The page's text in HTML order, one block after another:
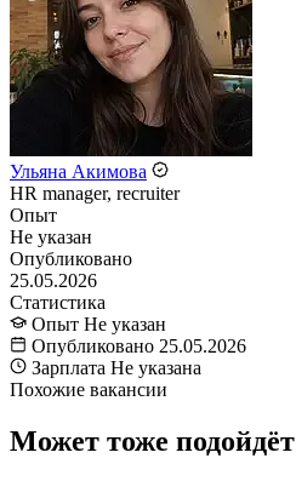
Ульяна Акимова
HR manager, recruiter
Опыт
Не указан
Опубликовано
25.05.2026
Статистика
Опыт Не указан
Опубликовано 25.05.2026
Зарплата Не указана
Похожие вакансии
Может тоже подойдёт